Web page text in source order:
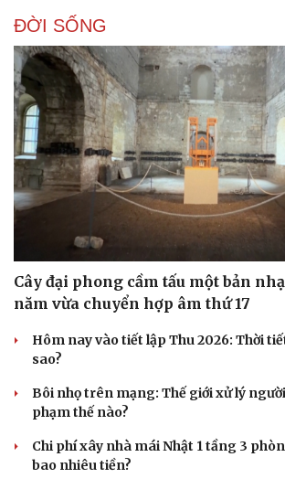
ĐỜI SỐNG
Cây đại phong cầm tấu một bản
năm vừa chuyển hợp âm thứ 17
Hôm nay vào tiết lập Thu 2026: Thời
sao?
Bôi nhọ trên mạng: Thế giới xử lý
phạm thế nào?
Chi phí xây nhà mái Nhật 1 tầng 3
bao nhiêu tiền?